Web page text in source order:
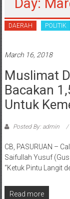
Day:
DAERAH POLITIK
March 16, 2018
Muslimat
Bacakan
Untuk
Posted By: admin
CB, PASURUAN –
Saifullah Yusuf
“Ketuk Pintu Langit
Read more